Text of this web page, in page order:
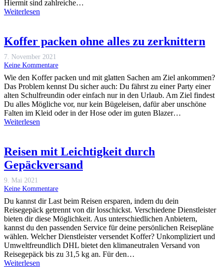
Hiermit sind zahlreiche…
Weiterlesen
Koffer packen ohne alles zu zerknittern
7. November 2021
Keine Kommentare
Wie den Koffer packen und mit glatten Sachen am Ziel ankommen?
Das Problem kennst Du sicher auch: Du fährst zu einer Party einer
alten Schulfreundin oder einfach nur in den Urlaub. Am Ziel findest
Du alles Mögliche vor, nur kein Bügeleisen, dafür aber unschöne
Falten im Kleid oder in der Hose oder im guten Blazer…
Weiterlesen
Reisen mit Leichtigkeit durch
Gepäckversand
9. Mai 2021
Keine Kommentare
Du kannst dir Last beim Reisen ersparen, indem du dein
Reisegepäck getrennt von dir losschickst. Verschiedene Dienstleister
bieten dir diese Möglichkeit. Aus unterschiedlichen Anbietern,
kannst du den passenden Service für deine persönlichen Reisepläne
wählen. Welcher Dienstleister versendet Koffer? Unkompliziert und
Umweltfreundlich DHL bietet den klimaneutralen Versand von
Reisegepäck bis zu 31,5 kg an. Für den…
Weiterlesen